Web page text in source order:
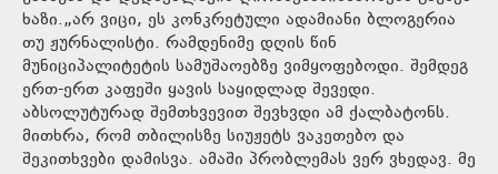
ხაზი.„არ ვიცი, ეს კონკრეტული ადამიანი ბლოგერია
თუ ჟურნალისტი. რამდენიმე დღის წინ
მუნიციპალიტეტის სამუშაოებზე ვიმყოფებოდი. შემდეგ
ერთ-ერთ კაფეში ყავის საყიდლად შევედი.
აბსოლუტურად შემთხვევით შევხვდი ამ ქალბატონს.
მითხრა, რომ თბილისზე სიუჟეტს ვაკეთებო და
შეკითხვები დამისვა. ამაში პრობლემას ვერ ვხედავ. მე